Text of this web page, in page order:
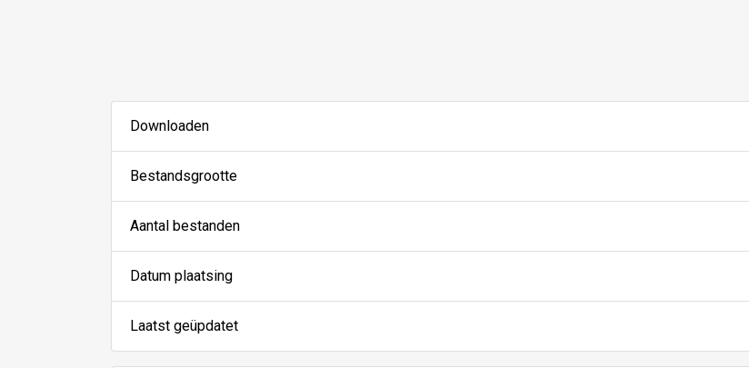
Downloaden
Bestandsgrootte
Aantal bestanden
Datum plaatsing
Laatst geüpdatet